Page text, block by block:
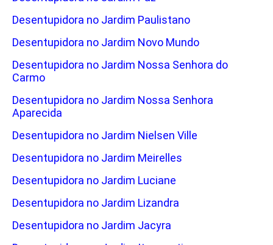
Desentupidora no Jardim Paulistano
Desentupidora no Jardim Novo Mundo
Desentupidora no Jardim Nossa Senhora do
Carmo
Desentupidora no Jardim Nossa Senhora
Aparecida
Desentupidora no Jardim Nielsen Ville
Desentupidora no Jardim Meirelles
Desentupidora no Jardim Luciane
Desentupidora no Jardim Lizandra
Desentupidora no Jardim Jacyra